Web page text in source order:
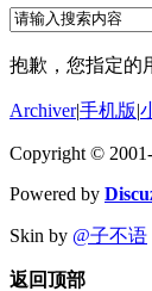
抱歉，您指定的
Archiver|手机版|
Copyright ©
Powered by
Skin by @子不语
返回顶部